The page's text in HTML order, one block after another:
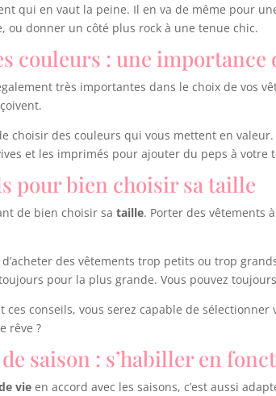
qui en vaut la peine. Il en va de même pour
ou donner un côté plus rock à une tenue chic.
couleurs : une importance
très importantes dans le choix de vos
choisir des couleurs qui vous mettent en
et les imprimés pour ajouter du peps à votre
pour bien choisir sa taille
de bien choisir sataille. Porter des vêtements
d’acheter des vêtements trop petits ou trop
pour la plus grande. Vous pouvez
ces conseils, vous serez capable de
rêve ?
saison : s’habiller en
vie en accord avec les saisons, c’est aussi